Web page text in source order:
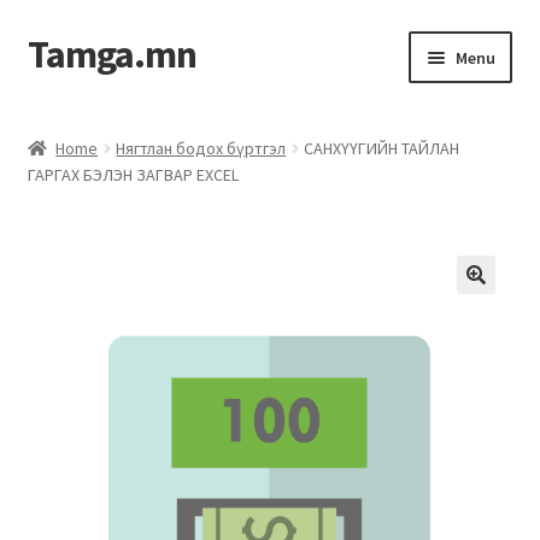
Tamga.mn Menu
ХАБЭА-н багц
Компанийн удирдлагын бичиг баримт
Home Нягтлан бодох бүртгэл
САНХҮҮГИЙН ТАЙЛАН
ГАРГАХ БЭЛЭН ЗАГВАР EXCEL